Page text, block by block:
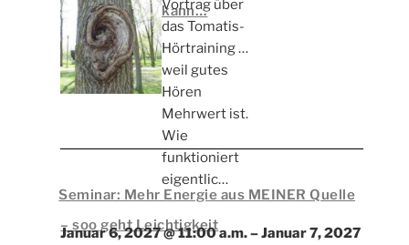
konzentrieren kann…
Vortrag über
das Tomatis-
Hörtraining …
weil gutes
Hören
Mehrwert ist.
Wie
funktioniert
eigentlic…
Seminar: Mehr Energie aus MEINER Quelle
– soo geht Leichtigkeit
Januar 6, 2027 @ 11:00 a.m.–Januar 7, 2027